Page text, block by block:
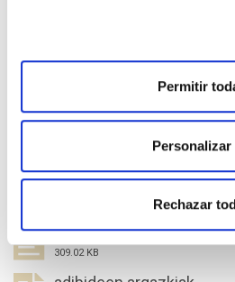
Permitir
Personalizar
Rechazar
osagaiak egokitzeko,
Liburuxka
Baimena
309.02 KB